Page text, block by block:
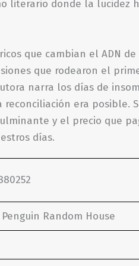
literario donde la
que cambian el ADN
que rodearon el
narra los días de
reconciliación era
y el precio que
días.
Random House